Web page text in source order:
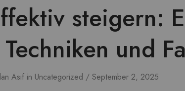
steigern:
und
Asif in Uncategorized September 2, 2025